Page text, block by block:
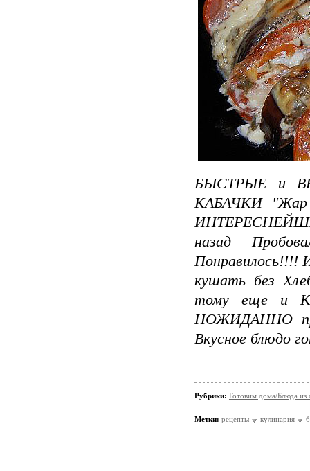
БЫСТРЫЕ и
КАБАЧКИ "Жар
назад
кушать без
тому еще и
НОЖИДАННО
Вкусное блюдо
Рубрики: Готовим дома/Блюда из
Метки: рецепты кулинария